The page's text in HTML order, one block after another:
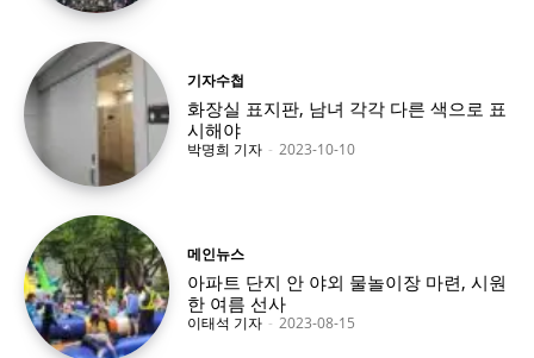
기자수첩
화장실 표지판, 남녀 각각 다른 색으로 표
시해야
박명희 기자 - 2023-10-10
메인뉴스
아파트 단지 안 야외 물놀이장 마련, 시원
한 여름 선사
이태석 기자 - 2023-08-15